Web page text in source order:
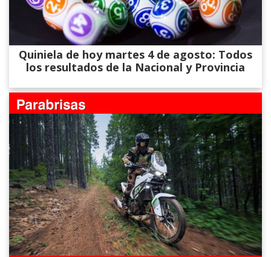
Quiniela de hoy martes 4 de agosto: Todos
los resultados de la Nacional y Provincia